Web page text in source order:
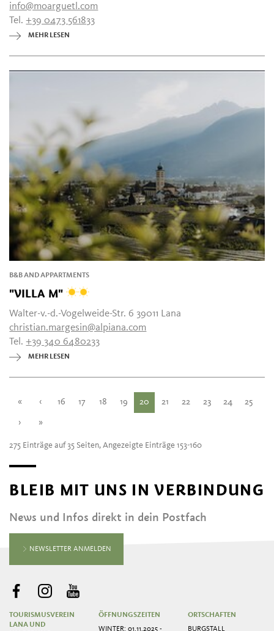
info@moarguetl.com
Tel.+39 0473 561833
MEHR LESEN
B&B AND APPARTMENTS
"VILLA M"
Walter-v.-d.-Vogelweide-Str. 6 39011 Lana
christian.margesin@alpiana.com
Tel.+39 340 6480233
MEHR LESEN
« ‹ 16 17 18 19 20 21 22 23 24 25
› »
275 Einträge auf 35 Seiten, Angezeigte Einträge 153-160
BLEIB MIT UNS IN VERBINDUNG
News und Infos direkt in dein Postfach
NEWSLETTER ANMELDEN
TOURISMUSVEREIN
LANA UND
ÖFFNUNGSZEITEN
WINTER: 01.11.2025 -
ORTSCHAFTEN
BURGSTALL